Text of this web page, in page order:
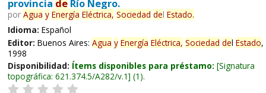
provincia deRío Negro.
por Agua y Energía Eléctrica, Sociedad del Estado.
Idioma: Español
Editor: Buenos Aires: Agua y Energía Eléctrica, Sociedad del Estado,
1998
Disponibilidad: Ítems disponibles para préstamo: Signatura
topográfica: 621.374.5/A282/v.1 (1).